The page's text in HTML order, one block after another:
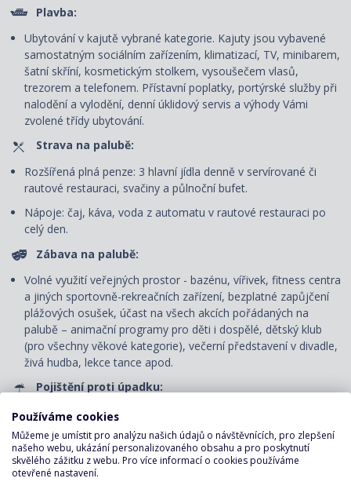
Plavba:
Ubytování v kajutě vybrané kategorie. Kajuty jsou vybavené
samostatným sociálním zařízením, klimatizací, TV, minibarem,
šatní skříní, kosmetickým stolkem, vysoušečem vlasů,
trezorem a telefonem. Přístavní poplatky, portýrské služby při
nalodění a vylodění, denní úklidový servis a výhody Vámi
zvolené třídy ubytování.
Strava na palubě:
Rozšířená plná penze: 3 hlavní jídla denně v servírované či
rautové restauraci, svačiny a půlnoční bufet.
Nápoje: čaj, káva, voda z automatu v rautové restauraci po
celý den.
Zábava na palubě:
Volné využití veřejných prostor - bazénu, vířivek, fitness centra
a jiných sportovně-rekreačních zařízení, bezplatné zapůjčení
plážových osušek, účast na všech akcích pořádaných na
palubě – animační programy pro děti i dospělé, dětský klub
(pro všechny věkové kategorie), večerní představení v divadle,
živá hudba, lekce tance apod.
Pojištění proti úpadku:
Pojištění CK proti úpadku u pojišťovny Generali.
CENA NEZAHRNUJE
Používáme cookies
Můžeme je umístit pro analýzu našich údajů o návštěvnících, pro zlepšení
našeho webu, ukázání personalizovaného obsahu a pro poskytnutí
skvělého zážitku z webu. Pro více informací o cookies používáme
otevřené nastavení.